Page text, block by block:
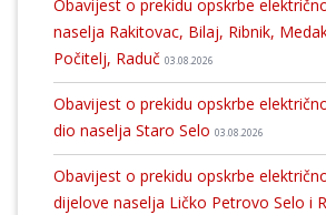
Obavijest o prekidu opskrbe
naselja Rakitovac, Bilaj, Ribnik,
Počitelj, Raduč 03.08.2026
Obavijest o prekidu opskrbe
dio naselja Staro Selo 03.08.2026
Obavijest o prekidu opskrbe
dijelove naselja Ličko Petrovo Selo i